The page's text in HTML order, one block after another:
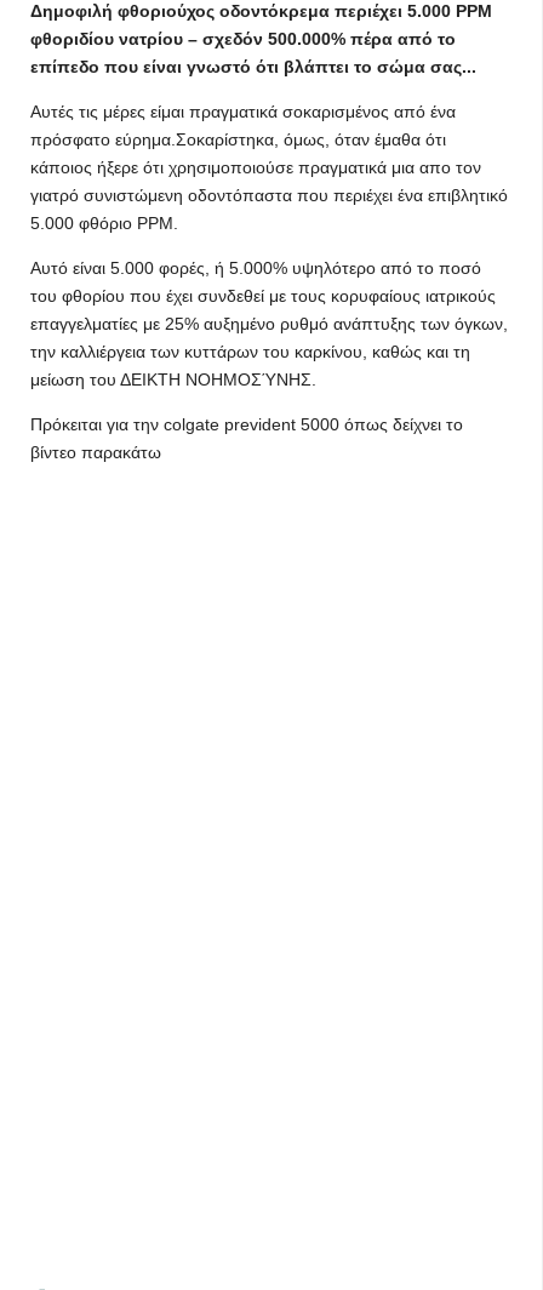
Δημοφιλή φθοριούχος οδοντόκρεμα περιέχει 5.000 PPM
φθοριδίου νατρίου – σχεδόν 500.000% πέρα από το
επίπεδο που είναι γνωστό ότι βλάπτει το σώμα σας...
Αυτές τις μέρες είμαι πραγματικά σοκαρισμένος από ένα
πρόσφατο εύρημα.Σοκαρίστηκα, όμως, όταν έμαθα ότι
κάποιος ήξερε ότι χρησιμοποιούσε πραγματικά μια απο τον
γιατρό συνιστώμενη οδοντόπαστα που περιέχει ένα επιβλητικό
5.000 φθόριο PPM.
Αυτό είναι 5.000 φορές, ή 5.000% υψηλότερο από το ποσό
του φθορίου που έχει συνδεθεί με τους κορυφαίους ιατρικούς
επαγγελματίες με 25% αυξημένο ρυθμό ανάπτυξης των όγκων,
την καλλιέργεια των κυττάρων του καρκίνου, καθώς και τη
μείωση του ΔΕΙΚΤΗ ΝΟΗΜΟΣΎΝΗΣ.
Πρόκειται για την colgate prevident 5000 όπως δείχνει το
βίντεο παρακάτω